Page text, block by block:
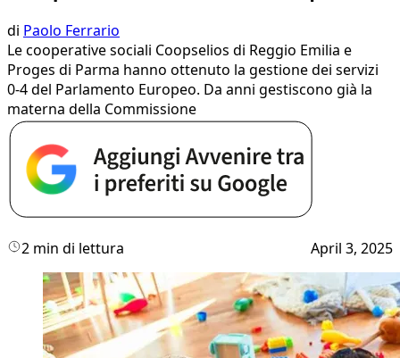
di Paolo Ferrario
Le cooperative sociali Coopselios di Reggio Emilia e
Proges di Parma hanno ottenuto la gestione dei servizi
0-4 del Parlamento Europeo. Da anni gestiscono già la
materna della Commissione
2 min di lettura April 3, 2025